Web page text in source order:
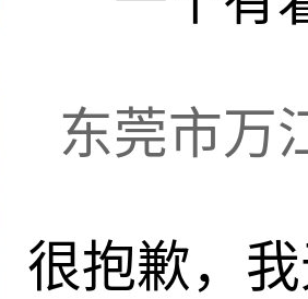
东莞市万
很抱歉，我